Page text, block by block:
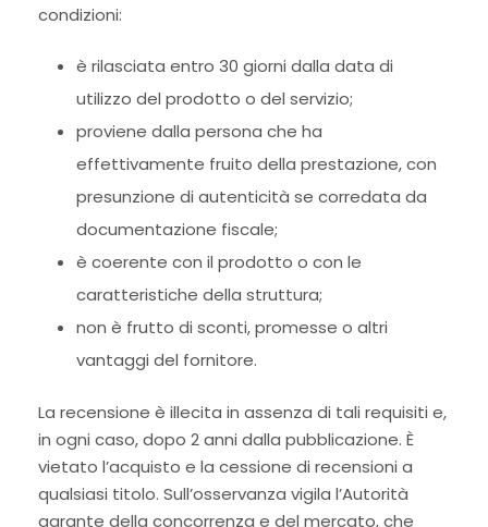
condizioni:
è rilasciata entro 30 giorni dalla data di
utilizzo del prodotto o del servizio;
proviene dalla persona che ha
effettivamente fruito della prestazione, con
presunzione di autenticità se corredata da
documentazione fiscale;
è coerente con il prodotto o con le
caratteristiche della struttura;
non è frutto di sconti, promesse o altri
vantaggi del fornitore.
La recensione è illecita in assenza di tali requisiti e,
in ogni caso, dopo 2 anni dalla pubblicazione. È
vietato l’acquisto e la cessione di recensioni a
qualsiasi titolo. Sull’osservanza vigila l’Autorità
garante della concorrenza e del mercato, che